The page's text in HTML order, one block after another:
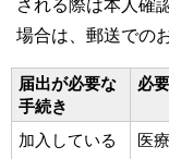
される際は本人確
場合は、郵送での
届出が必要な
手続き
必
加入している
医